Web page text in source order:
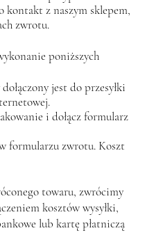
kontakt z naszym sklepem,
zwrotu.
poniższych
jest do przesyłki
i dołącz formularz
formularzu zwrotu. Koszt
towaru, zwrócimy
kosztów wysyłki,
lub kartę płatniczą